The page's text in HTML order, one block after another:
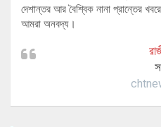
দেশান্তর আর বৈশ্বিক নানা প্রান্তের
আমরা অনবদ্য।